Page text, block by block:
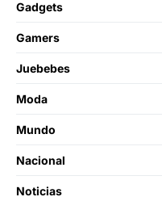
Gadgets
Gamers
Juebebes
Moda
Mundo
Nacional
Noticias